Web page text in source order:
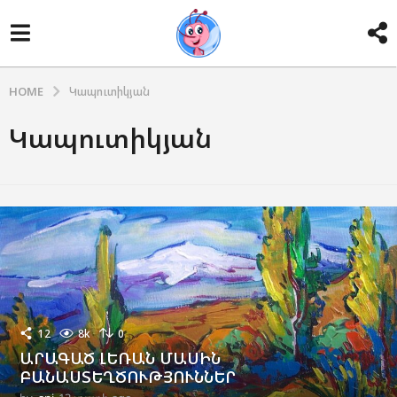
HOME Կապուտիկյան
Կապուտիկյան
12 8k 0
ԱՐԱԳԱԾ ԼԵՌԱՆ ՄԱՍԻՆ
ԲԱՆԱՍՏԵՂԾՈՒԹՅՈՒՆՆԵՐ